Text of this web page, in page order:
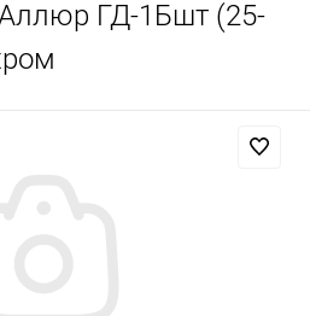
Аллюр ГД-1Бшт (25-